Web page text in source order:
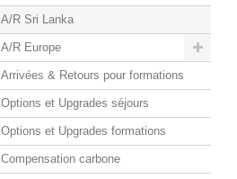
A/R Sri Lanka
A/R Europe
Arrivées & Retours pour formations
Options et Upgrades séjours
Options et Upgrades formations
Compensation carbone